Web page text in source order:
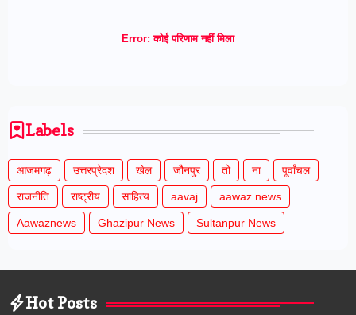
Error: कोई परिणाम नहीं मिला
Labels
आजमगढ़ उत्तरप्रेदश खेल जौनपुर तो ना पूर्वांचल
राजनीति राष्ट्रीय साहित्य aavaj aawaz news
Aawaznews Ghazipur News Sultanpur News
Hot Posts